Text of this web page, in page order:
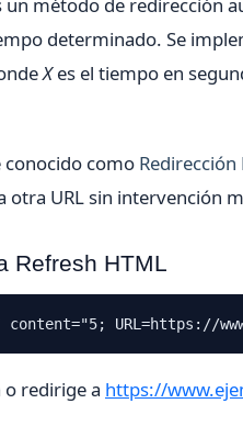
determinado. Se
Xes el tiempo en
conocido como Redirección
otra URL sin intervención
Refresh HTML
URL=https://
o redirige a https://